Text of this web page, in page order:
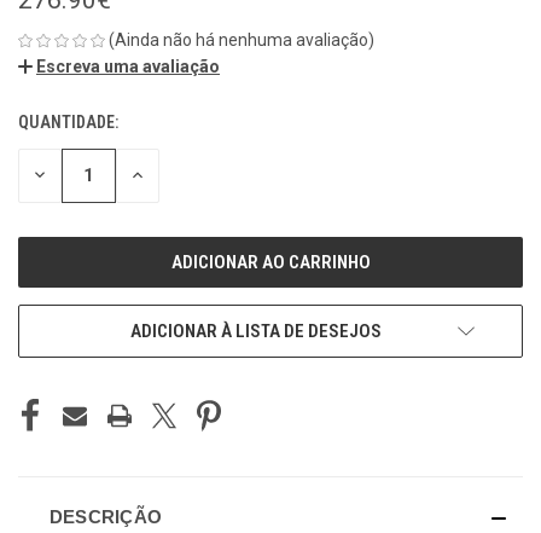
(Ainda não há nenhuma avaliação)
Escreva uma avaliação
ESTOQUE
ATUAL:
QUANTIDADE:
REDUZIR REDUZIR
ADICIONAR À LISTA DE DESEJOS
DESCRIÇÃO